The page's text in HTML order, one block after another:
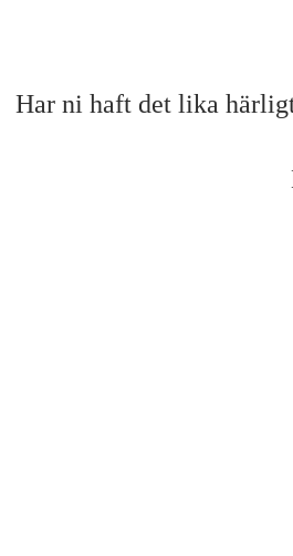
Har ni haft det lika